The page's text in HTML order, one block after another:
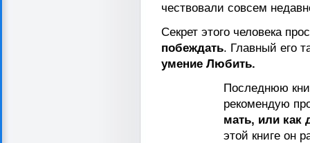
чествовали совсем
Секрет этого человека
побеждать. Главный его
умение Любить.
Последнюю
рекомендую
мать, или как
этой книге он